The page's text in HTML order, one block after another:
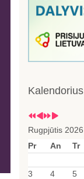
Kalendorius
Rugpjūtis 2026
Pr
An Tr
3
4 5